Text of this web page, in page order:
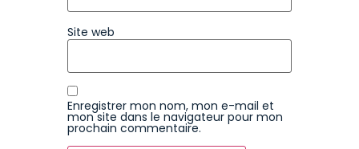
Site web
Enregistrer mon nom, mon e-mail et
mon site dans le navigateur pour mon
prochain commentaire.